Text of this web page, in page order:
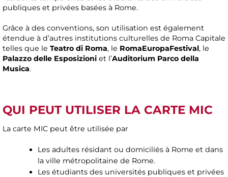
publiques et privées basées à Rome.
Grâce à des conventions, son utilisation est également
étendue à d’autres institutions culturelles de Roma Capitale
telles que le Teatro di Roma, le RomaEuropaFestival, le
Palazzo delle Esposizioni et l’Auditorium Parco della
Musica.
QUI PEUT UTILISER LA CARTE MIC
La carte MIC peut être utilisée par
Les adultes résidant ou domiciliés à Rome et dans
la ville métropolitaine de Rome.
Les étudiants des universités publiques et privées